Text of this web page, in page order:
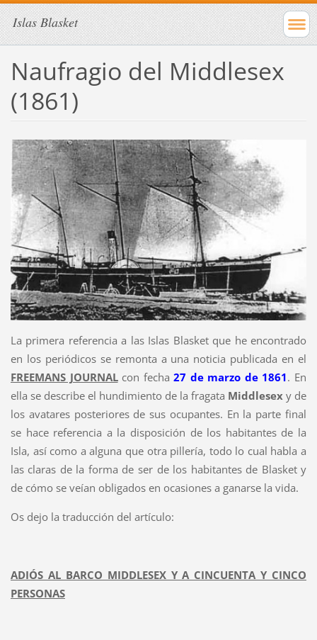
Islas Blasket
Naufragio del Middlesex
(1861)
La primera referencia a las Islas Blasket que he encontrado
en los periódicos se remonta a una noticia publicada en el
FREEMANS JOURNALcon fecha27 de marzo de 1861. En
ella se describe el hundimiento de la fragata Middlesexy de
los avatares posteriores de sus ocupantes. En la parte final
se hace referencia a la disposición de los habitantes de la
Isla, así como a alguna que otra pillería, todo lo cual habla a
las claras de la forma de ser de los habitantes de Blasket y
de cómo se veían obligados en ocasiones a ganarse la vida.
Os dejo la traducción del artículo:
ADIÓS AL BARCO MIDDLESEX Y A CINCUENTA Y CINCO
PERSONAS